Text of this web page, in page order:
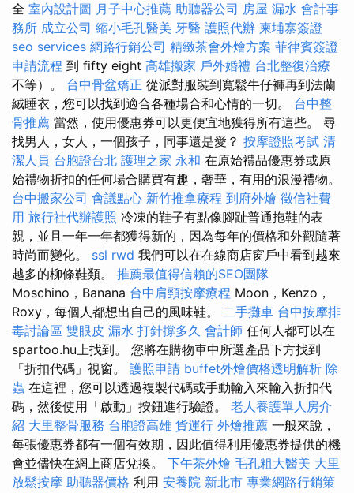
全 室內設計圖 月子中心推薦 助聽器公司 房屋 漏水 會計事
務所 成立公司 縮小毛孔醫美 牙醫 護照代辦 柬埔寨簽證
seo services 網路行銷公司 精緻茶會外燴方案 菲律賓簽證
申請流程 到 fifty eight 高雄搬家 戶外婚禮 台北整復治療
不等）。 台中骨盆矯正 從派對服裝到寬鬆牛仔褲再到法蘭
絨睡衣，您可以找到適合各種場合和心情的一切。 台中整
骨推薦 當然，使用優惠券可以更便宜地獲得所有這些。 尋
找男人，女人，一個孩子，同事還是愛？ 按摩證照考試 清
潔人員 台胞證台北 護理之家 永和 在原始禮品優惠券或原
始禮物折扣的任何場合購買有趣，奢華，有用的浪漫禮物。
台中搬家公司 會議點心 新竹推拿療程 到府外燴 徵信社費
用 旅行社代辦護照 冷凍的鞋子有點像腳趾普通拖鞋的表
親，並且一年一年都獲得新的，因為每年的價格和外觀隨著
時尚而變化。 ssl rwd 我們可以在在線商店窗戶中看到越來
越多的柳條鞋類。 推薦最值得信賴的SEO團隊
Moschino，Banana 台中肩頸按摩療程 Moon，Kenzo，
Roxy，每個人都想出自己的風味鞋。 二手攤車 台中按摩排
毒討論區 雙眼皮 漏水 打針撐多久 會計師 任何人都可以在
spartoo.hu上找到。 您將在購物車中所選產品下方找到
「折扣代碼」視窗。 護照申請 buffet外燴價格透明解析 除
蟲 在這裡，您可以透過複製代碼或手動輸入來輸入折扣代
碼，然後使用「啟動」按鈕進行驗證。 老人養護單人房介
紹 大里整骨服務 台胞證高雄 貨運行 外燴推薦 一般來說，
每張優惠券都有一個有效期，因此值得利用優惠券提供的機
會並儘快在網上商店兌換。 下午茶外燴 毛孔粗大醫美 大里
放鬆按摩 助聽器價格 利用 安養院 新北市 專業網路行銷策